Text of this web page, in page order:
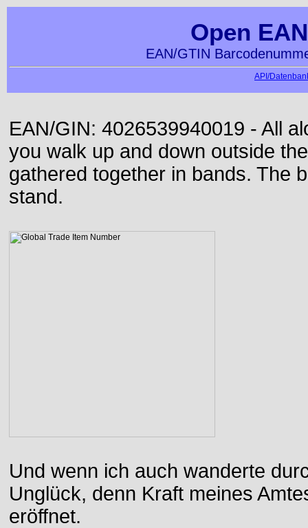
Open
EAN/GTIN
API/
EAN/GIN: 4026539940019 - All
you walk up and down outside
gathered together in bands. The
stand.
Und wenn ich auch wanderte
Unglück, denn Kraft meines
eröffnet.